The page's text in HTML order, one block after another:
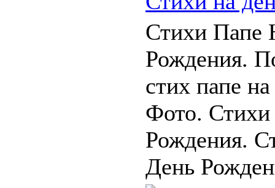
Стихи Папе
Рождения.
стих папе
Фото.
Рождения.
День